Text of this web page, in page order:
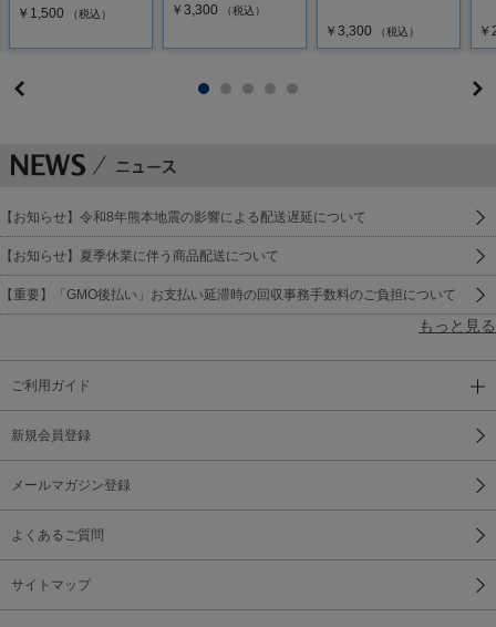
￥1,500 （税込） ￥3,300 （税込）
￥3,300 （税込）
【お知らせ】令和8年熊本地震の影響による配送遅延について
【お知らせ】夏季休業に伴う商品配送について
【重要】「GMO後払い」お支払い延滞時の回収事務手数料のご負担について
もっと見る
ご利用ガイド
新規会員登録
メールマガジン登録
よくあるご質問
サイトマップ